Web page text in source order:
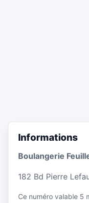
Informations
Boulangerie
182 Bd Pierre
Ce numéro valable 5